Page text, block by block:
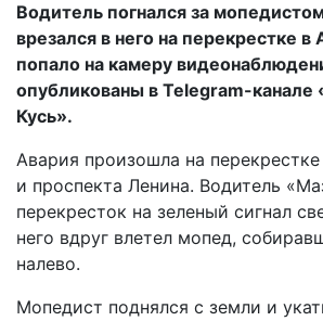
Водитель погнался за
врезался в него на перекрестке
попало на камеру
опубликованы в Telegram-канале
Кусь».
Авария произошла на
и проспекта Ленина. Водитель
перекресток на зеленый сигнал
него вдруг влетел мопед,
налево.
Мопедист поднялся с земли и